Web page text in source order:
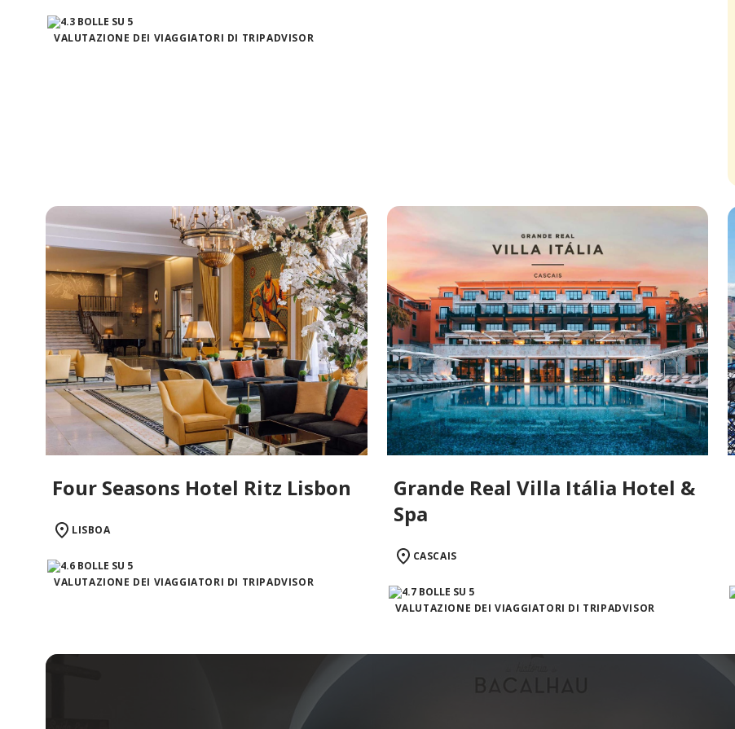
VALUTAZIONE DEI VIAGGIATORI DI TRIPADVISOR
Four Seasons Hotel Ritz Lisbon
LISBOA
VALUTAZIONE DEI VIAGGIATORI DI TRIPADVISOR
Grande Real Villa Itália Hotel &
Spa
CASCAIS
VALUTAZIONE DEI VIAGGIATORI DI TRIPADVISOR